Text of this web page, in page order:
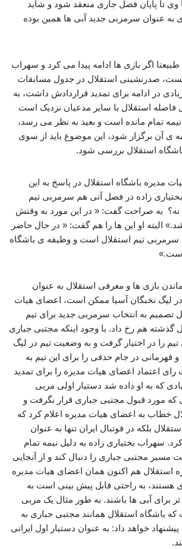
وی تا پایان فصل جاری منعقد شود و شاید
به عنوان سرمربی جدید آبی ها همین بوده
اگر بازی ها ادامه پیدا می کرد و سهراب
صدرنشینی استقلال در جدول مسابقات
در ادامه برای تمدید قراردادش داشت، به
فاصله استقلال با سایر مدعیان نزدیک است
نیمه تمام مانده است و بعید به نظر می رسد،
ی آن برگزار شود، این موضوع باید از سوی
استقلال بررسی شود.
مدیره باشگاه استقلال در پاسخ به این
زاده در فصل آتی هم سرمربی تیم
نه؟ به صراحت گفت: « در این مورد به وقتش
البته او این ها را هم گفت: « در حال حاضر
سرمربی تیم استقلال است و وظیفه ی باشگاه
بازی ها و معرفی استقلال به عنوان
در لیگ نخبگان آسیا ممکن است، اعضای هیات
تصمیم به انتخاب سرمربی جدید برای تیم
گذشته هم رخ داد. با وجود اینکه مجتبی جباری
را در اختیار گرفت و به وضعیت تیم در لیگ
قهرمانی در جام حذفی را برای این تیم به
رای اعتماد اعضای هیات مدیره را برای تمدید
که به او داده شد دستیار اولی مربی
که مورد قبول مجتبی جباری قرار نگرفت و
خطاب به اعضای هیات مدیره اعلام کرد که
بلکه در فوتبال ایران تنها به عنوان
سهراب بختیاری زاده به دلیل نیمه تمام
مسیر مجتبی جباری را دنبال کند و از آنجایی
استقلال هم اکنون همان اعضای هیات مدیره
هستند، به راحتی قابل پیش بینی است به
برای آبی ها باشند. به طور مثال یک مربی
باشگاه استقلال همانند مجتبی جباری به
خواهد داد: به عنوان دستیار اول ایرانی